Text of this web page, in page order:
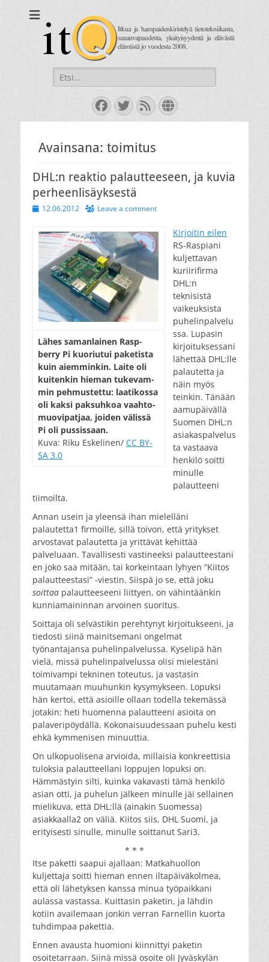
Itkua ja hammastenkiristelyä jo vuodesta 2008.
Search
for:
Facebook
Twitter
FeedWebsite
Avainsana: toimitus
DHL:n reaktio palautteeseen, ja kuvia
perheenlisäyksestä
Posted12.06.2012 Leave a comment
Lähes sa­man­lai­nen Rasp­
berry Pi kuo­riu­tui pa­ke­tis­ta
kuin aiem­min­kin. Lai­te oli
kui­ten­kin hie­man tu­ke­vam­
min peh­mus­tet­tu: laa­ti­kos­sa
oli kak­si pak­suh­koa vaah­to­
muo­vi­pat­jaa, joi­den vä­lis­sä
Pi oli pus­sis­saan.
Kuva: Riku Eskelinen/ CC BY-
SA 3.0
Kirjoitin eilen
RS-Raspiani
kuljettavan
kuriirifirma
DHL:n
teknisistä
vaikeuksista
puhelinpalvelu
ssa. Lupasin
kirjoituksessani
lähettää DHL:lle
palautetta ja
näin myös
teinkin. Tänään
aamupäivällä
Suomen DHL:n
asiakaspalvelus
ta vastaava
henkilö soitti
minulle
palautteeni
tiimoilta.
Annan usein ja yleensä ihan mielelläni
palautetta1 firmoille, sillä toivon, että yritykset
arvostavat palautetta ja yrittävät kehittää
palveluaan. Tavallisesti vastineeksi palautteestani
en joko saa mitään, tai korkeintaan lyhyen ”Kiitos
palautteestasi” -viestin. Siispä jo se, että joku
soittaa palautteeseeni liittyen, on vähintäänkin
kunniamaininnan arvoinen suoritus.
Soittaja oli selvästikin perehtynyt kirjoitukseeni, ja
tiedosti siinä mainitsemani ongelmat
työnantajansa puhelinpalvelussa. Kyselipä hän
vielä, missä puhelinpalvelussa olisi mielestäni
toimivampi tekninen toteutus, ja vastasin
muutamaan muuhunkin kysymykseen. Lopuksi
hän kertoi, että asioille ollaan todella tekemässä
jotakin: heti huomenna palautteeni asioita on
palaveripöydällä. Kokonaisuudessaan puhelu kesti
ehkä kymmenisen minuuttia.
On ulkopuolisena arvioida, millaisia konkreettisia
tuloksia palautteellani loppujen lopuksi on.
Hämmästyin silti, kuinka vakavasti tämä henkilö
asian otti, ja puhelun jälkeen minulle jäi sellainen
mielikuva, että DHL:llä (ainakin Suomessa)
asiakkaalla2 on väliä. Kiitos siis, DHL Suomi, ja
erityisesti sinulle, minulle soittanut Sari3.
* * *
Itse paketti saapui ajallaan: Matkahuollon
kuljettaja soitti hieman ennen iltapäiväkolmea,
että oli lähetyksen kanssa minua työpaikkani
aulassa vastassa. Kuittasin paketin, ja lähdin
kotiin availemaan jonkin verran Farnellin kuorta
tuhdimpaa pakettia.
Ennen avausta huomioni kiinnittyi paketin
osoitetarraan. Siinä missä osoite oli Jyväskylän